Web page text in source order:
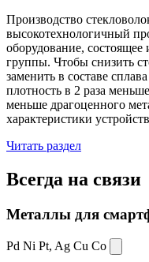
Производство
высокотехнологичный
оборудование, состоящее
группы. Чтобы снизить
заменить в составе
плотность в 2 раза
меньше драгоценного
характеристики
Читать раздел
Всегда на связи
Металлы для
Pd Ni Pt, Ag Cu Co